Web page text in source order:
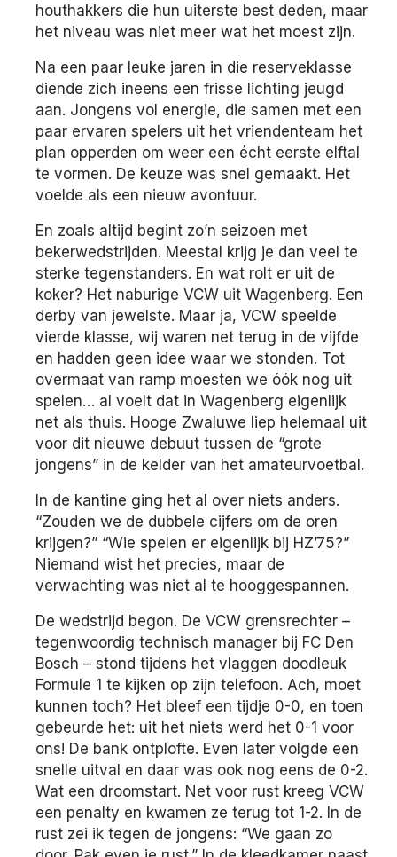
houthakkers die hun uiterste best deden, maar
het niveau was niet meer wat het moest zijn.
Na een paar leuke jaren in die reserveklasse
diende zich ineens een frisse lichting jeugd
aan. Jongens vol energie, die samen met een
paar ervaren spelers uit het vriendenteam het
plan opperden om weer een écht eerste elftal
te vormen. De keuze was snel gemaakt. Het
voelde als een nieuw avontuur.
En zoals altijd begint zo’n seizoen met
bekerwedstrijden. Meestal krijg je dan veel te
sterke tegenstanders. En wat rolt er uit de
koker? Het naburige VCW uit Wagenberg. Een
derby van jewelste. Maar ja, VCW speelde
vierde klasse, wij waren net terug in de vijfde
en hadden geen idee waar we stonden. Tot
overmaat van ramp moesten we óók nog uit
spelen… al voelt dat in Wagenberg eigenlijk
net als thuis. Hooge Zwaluwe liep helemaal uit
voor dit nieuwe debuut tussen de “grote
jongens” in de kelder van het amateurvoetbal.
In de kantine ging het al over niets anders.
“Zouden we de dubbele cijfers om de oren
krijgen?” “Wie spelen er eigenlijk bij HZ’75?”
Niemand wist het precies, maar de
verwachting was niet al te hooggespannen.
De wedstrijd begon. De VCW grensrechter –
tegenwoordig technisch manager bij FC Den
Bosch – stond tijdens het vlaggen doodleuk
Formule 1 te kijken op zijn telefoon. Ach, moet
kunnen toch? Het bleef een tijdje 0-0, en toen
gebeurde het: uit het niets werd het 0-1 voor
ons! De bank ontplofte. Even later volgde een
snelle uitval en daar was ook nog eens de 0-2.
Wat een droomstart. Net voor rust kreeg VCW
een penalty en kwamen ze terug tot 1-2. In de
rust zei ik tegen de jongens: “We gaan zo